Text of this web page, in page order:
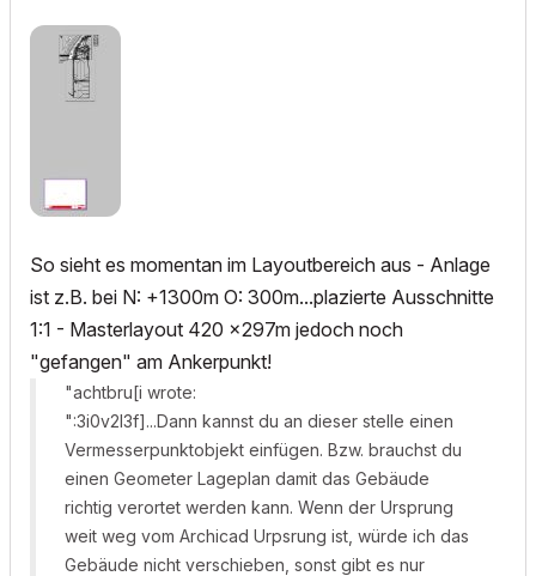
So sieht es momentan im Layoutbereich aus - Anlage
ist z.B. bei N: +1300m O: 300m...plazierte Ausschnitte
1:1 - Masterlayout 420 x297m jedoch noch
"gefangen" am Ankerpunkt!
"achtbru[i wrote:
":3i0v2l3f]...Dann kannst du an dieser stelle einen
Vermesserpunktobjekt einfügen. Bzw. brauchst du
einen Geometer Lageplan damit das Gebäude
richtig verortet werden kann. Wenn der Ursprung
weit weg vom Archicad Urpsrung ist, würde ich das
Gebäude nicht verschieben, sonst gibt es nur